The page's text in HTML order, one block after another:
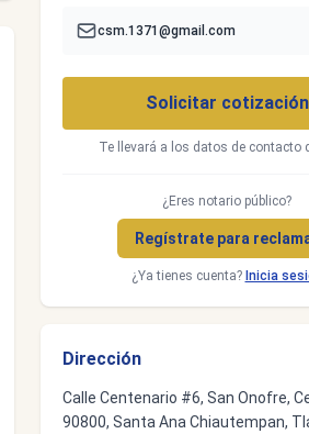
csm.1371@gmail.com
Solicitar cotización
Te llevará a los datos de contacto
¿Eres notario público?
Regístrate para
¿Ya tienes cuenta? Inicia
Dirección
Calle Centenario #6, San Onofre,
90800, Santa Ana Chiautempan,